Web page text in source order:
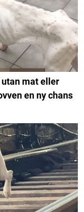
mat eller
en ny chans